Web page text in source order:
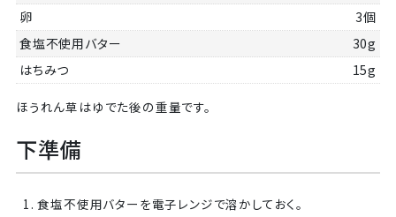
卵
3個
食塩不使用バター
30g
はちみつ
15g
ほうれん草はゆでた後の重量です。
下準備
1. 食塩不使用バターを電子レンジで溶かしておく。